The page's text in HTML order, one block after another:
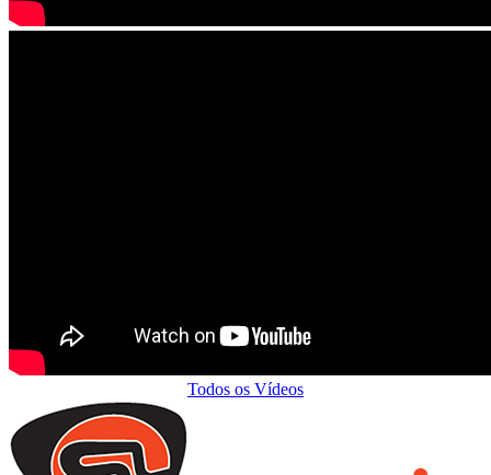
Todos os Vídeos